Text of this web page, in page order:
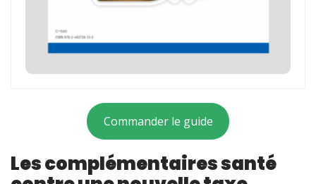
Commander le guide
Les complémentaires santé